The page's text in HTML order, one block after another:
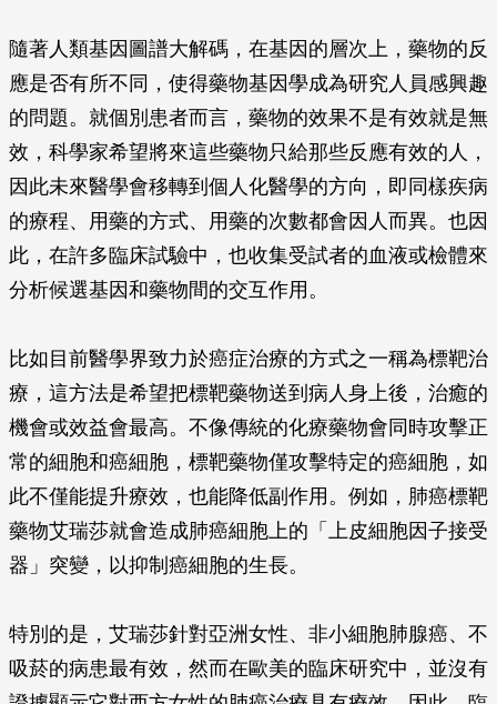
隨著人類基因圖譜大解碼，在基因的層次上，藥物的反
應是否有所不同，使得藥物基因學成為研究人員感興趣
的問題。就個別患者而言，藥物的效果不是有效就是無
效，科學家希望將來這些藥物只給那些反應有效的人，
因此未來醫學會移轉到個人化醫學的方向，即同樣疾病
的療程、用藥的方式、用藥的次數都會因人而異。也因
此，在許多臨床試驗中，也收集受試者的血液或檢體來
分析候選基因和藥物間的交互作用。
比如目前醫學界致力於癌症治療的方式之一稱為標靶治
療，這方法是希望把標靶藥物送到病人身上後，治癒的
機會或效益會最高。不像傳統的化療藥物會同時攻擊正
常的細胞和癌細胞，標靶藥物僅攻擊特定的癌細胞，如
此不僅能提升療效，也能降低副作用。例如，肺癌標靶
藥物艾瑞莎就會造成肺癌細胞上的「上皮細胞因子接受
器」突變，以抑制癌細胞的生長。
特別的是，艾瑞莎針對亞洲女性、非小細胞肺腺癌、不
吸菸的病患最有效，然而在歐美的臨床研究中，並沒有